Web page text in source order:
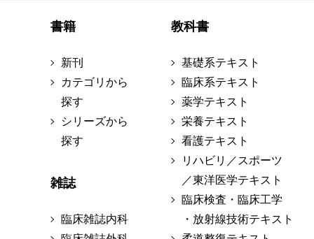
書籍
新刊
カテゴリから
探す
シリーズから
探す
雑誌
臨床雑誌内科
教科書
基礎系テキスト
臨床系テキスト
薬学テキスト
栄養テキスト
看護テキスト
リハビリ／スポーツ
／東洋医学テキスト
臨床検査・臨床工学
・放射線技術テキスト